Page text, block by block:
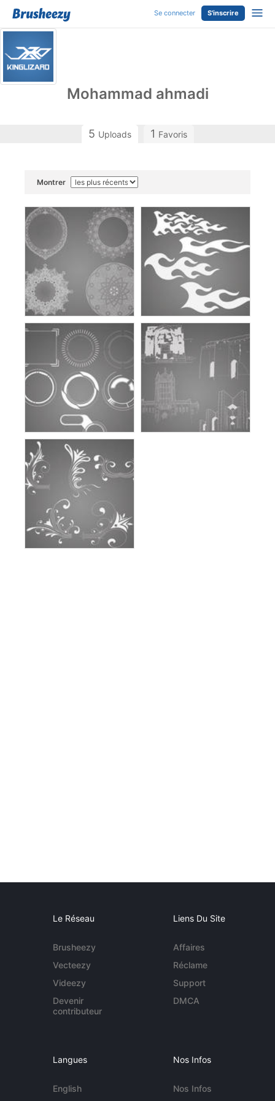
Se connecter S'inscrire
Mohammad ahmadi
5 Uploads 1 Favoris
Montrer
Le Réseau
Brusheezy
Vecteezy
Videezy
Devenir
contributeur
Liens Du Site
Affaires
Réclame
Support
DMCA
Langues
English
Nos Infos
Nos Infos